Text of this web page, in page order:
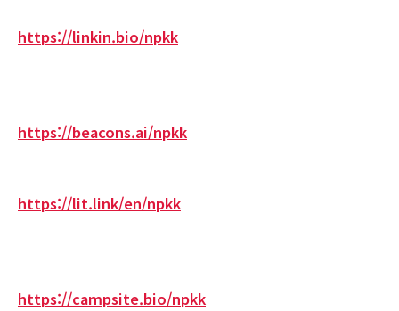
https://linkin.bio/npkk
https://beacons.ai/npkk
https://lit.link/en/npkk
https://campsite.bio/npkk